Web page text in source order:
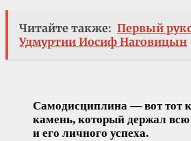
Читайте также: Первый
Удмуртии Иосиф Наговицын
Самодисциплина — вот тот
камень, который держал
и его личного успеха.